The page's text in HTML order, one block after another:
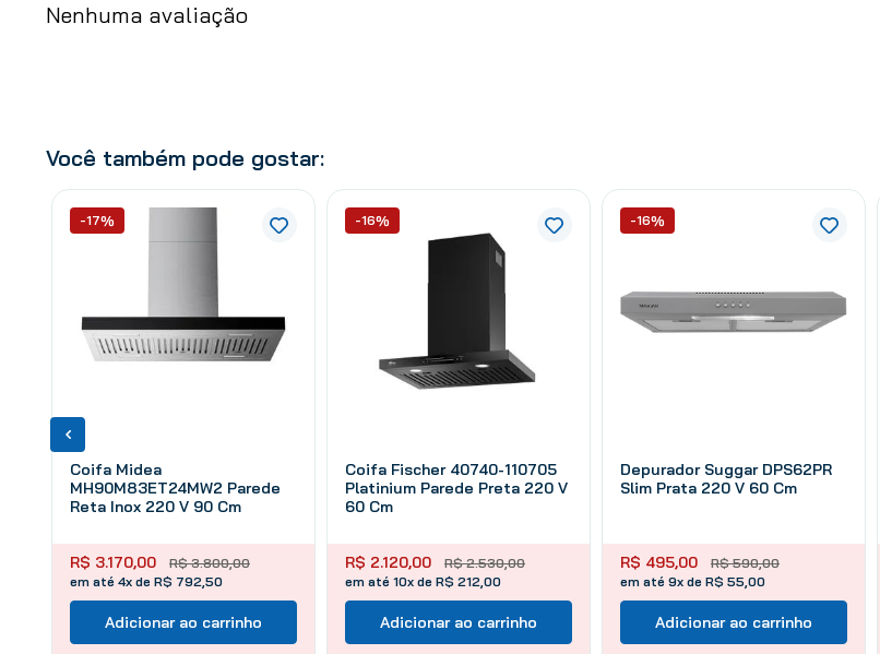
Nenhuma avaliação
Você também pode gostar:
Coifa Midea
MH90M83ET24MW2 Parede
Reta Inox 220 V 90 Cm
R$ 3.800,00
R$ 3.170,00
em até 4x de R$ 792,50
-17%
Adicionar ao carrinho
Coifa Fischer 40740-110705
Platinium Parede Preta 220 V
60 Cm
R$ 2.530,00
R$ 2.120,00
em até 10x de R$ 212,00
-16%
Adicionar ao carrinho
Depurador Suggar DPS62PR
Slim Prata 220 V 60 Cm
R$ 590,00
R$ 495,00
em até 9x de R$ 55,00
-16%
Adicionar ao carrinho